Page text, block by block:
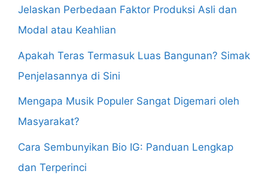
Jelaskan Perbedaan Faktor Produksi Asli dan
Modal atau Keahlian
Apakah Teras Termasuk Luas Bangunan? Simak
Penjelasannya di Sini
Mengapa Musik Populer Sangat Digemari oleh
Masyarakat?
Cara Sembunyikan Bio IG: Panduan Lengkap
dan Terperinci